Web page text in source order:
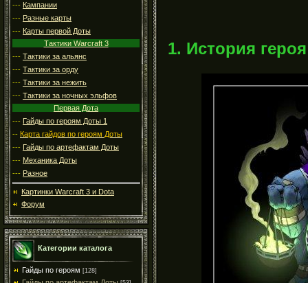
--- Кампании
--- Разные карты
--- Карты первой Доты
Тактики Warcraft 3
--- Тактики за альянс
--- Тактики за орду
--- Тактики за нежить
--- Тактики за ночных эльфов
Первая Дота
--- Гайды по героям Доты 1
-- Карта гайдов по героям Доты
--- Гайды по артефактам Доты
--- Механика Доты
--- Разное
Картинки Warcraft 3 и Dota
Форум
Категории каталога
Гайды по героям [128]
1. История героя